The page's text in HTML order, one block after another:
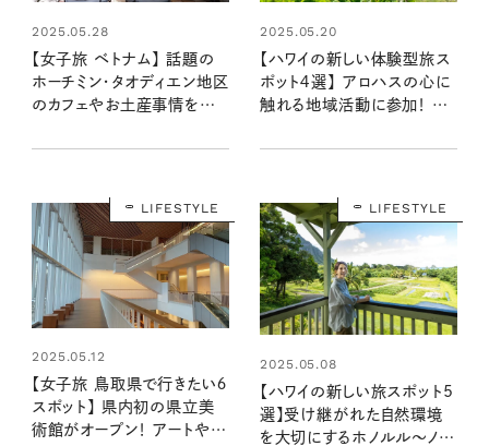
2025.05.28
【女子旅 ベトナム】 話題の
ホーチミン・タオディエン地区
のカフェやお土産事情をレ
トクルーズまで、一日中満喫
2025.05.20
【ハワイの新しい体験型旅ス
ポット４選】 アロハスの心に
触れる地域活動に参加！ ハ
ナブルなエコツアー
LIFESTYLE
2025.05.12
【女子旅 鳥取県で行きたい６
スポット】 県内初の県立美
術館がオープン！ アートや元
LIFESTYLE
2025.05.08
【ハワイの新しい旅スポット5
選】受け継がれた自然環境
を大切にするホノルル〜ノー